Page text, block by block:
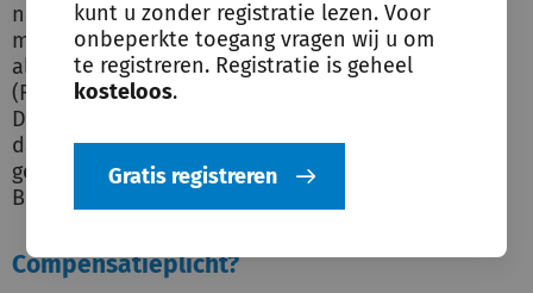
kunt u zonder registratie lezen. Voor
onbeperkte toegang vragen wij u om
te registreren. Registratie is geheel
kosteloos.
Gratis registreren
naar het buitenland kan worden verstrekt,
moet volgens de rechtbank worden gekwalificeerd
als begunstigend, buitenwettelijk beleid.
(Rechtbank Arnhem 09-03-2010, nr. AWB 09/1043).
De rechtbank Breda oordeelde dat niet is beoogd
dat vervoersvoorzieningen worden getroffen die
gebruikt worden buiten Nederland (Rechtbank
Breda 10-01-2011, nr. 09/3902 WMO).
Compensatieplicht?